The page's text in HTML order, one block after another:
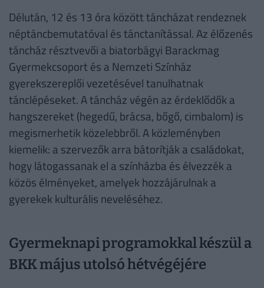
Délután, 12 és 13 óra között táncházat rendeznek
néptáncbemutatóval és tánctanítással. Az élőzenés
táncház résztvevői a biatorbágyi Barackmag
Gyermekcsoport és a Nemzeti Színház
gyerekszereplői vezetésével tanulhatnak
tánclépéseket. A táncház végén az érdeklődők a
hangszereket (hegedű, brácsa, bőgő, cimbalom) is
megismerhetik közelebbről. A közleményben
kiemelik: a szervezők arra bátorítják a családokat,
hogy látogassanak el a színházba és élvezzék a
közös élményeket, amelyek hozzájárulnak a
gyerekek kulturális neveléséhez.
Gyermeknapi programokkal készül a
BKK május utolsó hétvégéjére